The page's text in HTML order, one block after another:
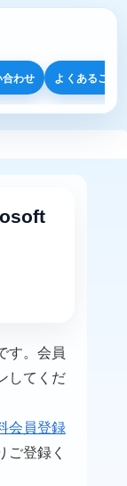
合わせ よくあるご質
す。会員
してくだ
会員登録
ご登録く